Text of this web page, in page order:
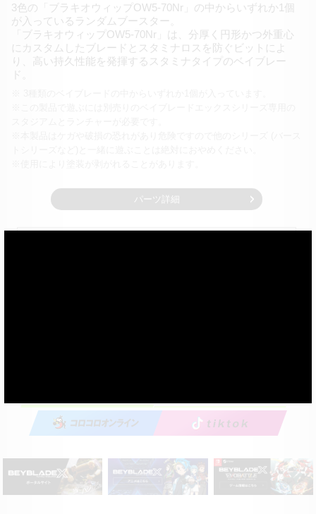
3色の「ブラキオウィップOW5-70Nr」の中からいずれか1個
が 入っているランダムブースター。
「ブラキオウィップOW5-70Nr」は、分厚く円形かつ外重心
に カスタムしたブレードとスタミナロスを防ぐビットによ
り、
高い持久性能を発揮するスタミナタイプのベイブレー
ド。
パーツ詳細